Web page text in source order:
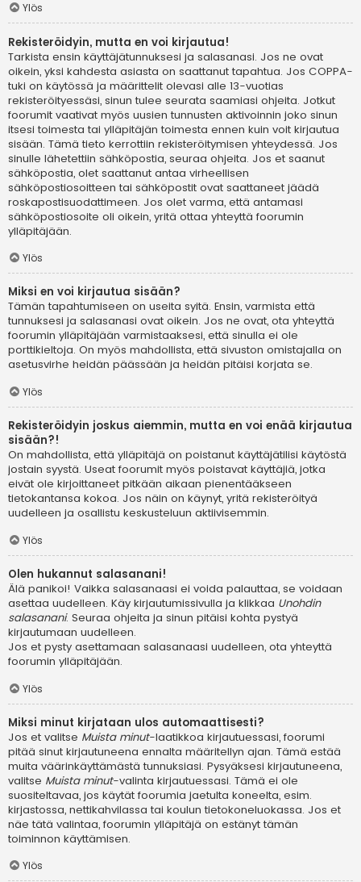
Ylös
Rekisteröidyin, mutta en voi kirjautua!
Tarkista ensin käyttäjätunnuksesi ja salasanasi. Jos ne ovat
oikein, yksi kahdesta asiasta on saattanut tapahtua. Jos COPPA-
tuki on käytössä ja määrittelit olevasi alle 13-vuotias
rekisteröityessäsi, sinun tulee seurata saamiasi ohjeita. Jotkut
foorumit vaativat myös uusien tunnusten aktivoinnin joko sinun
itsesi toimesta tai ylläpitäjän toimesta ennen kuin voit kirjautua
sisään. Tämä tieto kerrottiin rekisteröitymisen yhteydessä. Jos
sinulle lähetettiin sähköpostia, seuraa ohjeita. Jos et saanut
sähköpostia, olet saattanut antaa virheellisen
sähköpostiosoitteen tai sähköpostit ovat saattaneet jäädä
roskapostisuodattimeen. Jos olet varma, että antamasi
sähköpostiosoite oli oikein, yritä ottaa yhteyttä foorumin
ylläpitäjään.
Ylös
Miksi en voi kirjautua sisään?
Tämän tapahtumiseen on useita syitä. Ensin, varmista että
tunnuksesi ja salasanasi ovat oikein. Jos ne ovat, ota yhteyttä
foorumin ylläpitäjään varmistaaksesi, että sinulla ei ole
porttikieltoja. On myös mahdollista, että sivuston omistajalla on
asetusvirhe heidän päässään ja heidän pitäisi korjata se.
Ylös
Rekisteröidyin joskus aiemmin, mutta en voi enää kirjautua
sisään?!
On mahdollista, että ylläpitäjä on poistanut käyttäjätilisi käytöstä
jostain syystä. Useat foorumit myös poistavat käyttäjiä, jotka
eivät ole kirjoittaneet pitkään aikaan pienentääkseen
tietokantansa kokoa. Jos näin on käynyt, yritä rekisteröityä
uudelleen ja osallistu keskusteluun aktiivisemmin.
Ylös
Olen hukannut salasanani!
Älä panikoi! Vaikka salasanaasi ei voida palauttaa, se voidaan
asettaa uudelleen. Käy kirjautumissivulla ja klikkaa Unohdin
salasanani. Seuraa ohjeita ja sinun pitäisi kohta pystyä
kirjautumaan uudelleen.
Jos et pysty asettamaan salasanaasi uudelleen, ota yhteyttä
foorumin ylläpitäjään.
Ylös
Miksi minut kirjataan ulos automaattisesti?
Jos et valitse Muista minut-laatikkoa kirjautuessasi, foorumi
pitää sinut kirjautuneena ennalta määritellyn ajan. Tämä estää
muita väärinkäyttämästä tunnuksiasi. Pysyäksesi kirjautuneena,
valitse Muista minut-valinta kirjautuessasi. Tämä ei ole
suositeltavaa, jos käytät foorumia jaetulta koneelta, esim.
kirjastossa, nettikahvilassa tai koulun tietokoneluokassa. Jos et
näe tätä valintaa, foorumin ylläpitäjä on estänyt tämän
toiminnon käyttämisen.
Ylös